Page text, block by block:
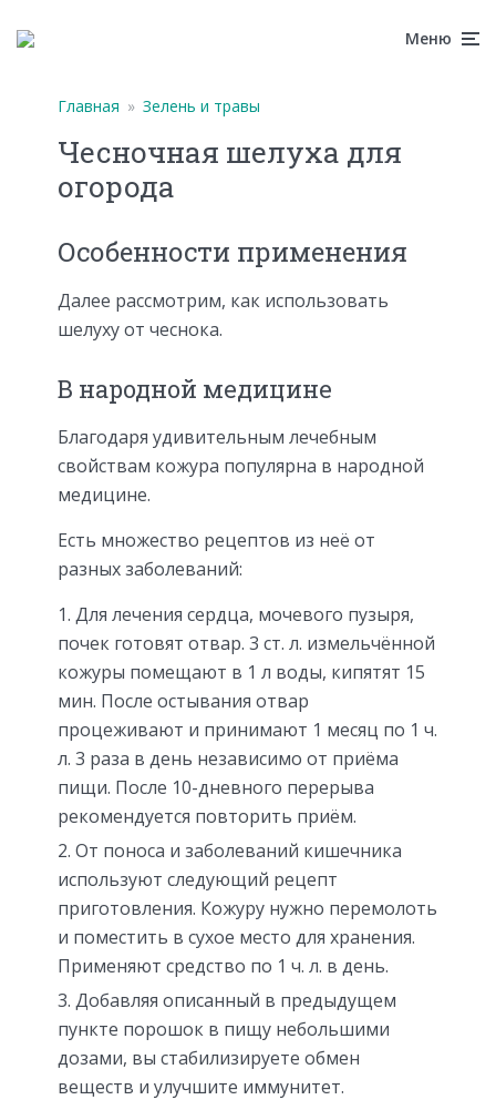
Меню
Главная » Зелень и травы
Чесночная шелуха для
огорода
Особенности применения
Далее рассмотрим, как использовать
шелуху от чеснока.
В народной медицине
Благодаря удивительным лечебным
свойствам кожура популярна в народной
медицине.
Есть множество рецептов из неё от
разных заболеваний:
Для лечения сердца, мочевого пузыря,
почек готовят отвар. 3 ст. л. измельчённой
кожуры помещают в 1 л воды, кипятят 15
мин. После остывания отвар
процеживают и принимают 1 месяц по 1 ч.
л. 3 раза в день независимо от приёма
пищи. После 10-дневного перерыва
рекомендуется повторить приём.
От поноса и заболеваний кишечника
используют следующий рецепт
приготовления. Кожуру нужно перемолоть
и поместить в сухое место для хранения.
Применяют средство по 1 ч. л. в день.
Добавляя описанный в предыдущем
пункте порошок в пищу небольшими
дозами, вы стабилизируете обмен
веществ и улучшите иммунитет.